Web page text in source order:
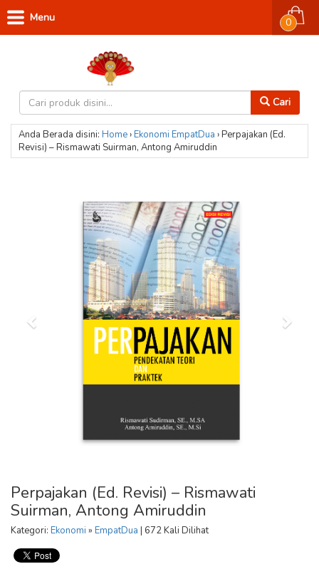
Cari
0
Menu
Anda Berada disini: Home›Ekonomi EmpatDua ›Perpajakan (Ed.
Revisi) – Rismawati Suirman, Antong Amiruddin
Perpajakan (Ed. Revisi) – Rismawati
Suirman, Antong Amiruddin
Kategori: Ekonomi » EmpatDua | 672 Kali Dilihat